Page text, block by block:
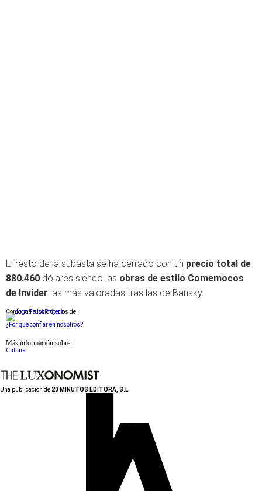
El resto de la subasta se ha cerrado con un precio total de
880.460 dólares siendo las obras de estilo Comemocos
de Invider las más valoradas tras las de Bansky.
Conforme a los criterios de
¿Por qué confiar en nosotros?
Más información sobre:
Cultura
Una publicación de:20 MINUTOS EDITORA, S.L.